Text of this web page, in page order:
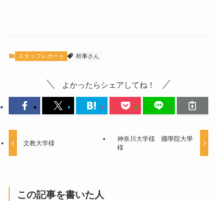
スタッフレポート 幹事さん
よかったらシェアしてね！
文教大学様
神奈川大学様 國學院大學
様
この記事を書いた人